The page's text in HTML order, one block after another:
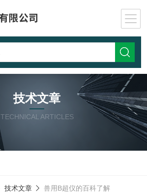
技术文章
TECHNICAL ARTICLES
技术文章 兽用B超仪的百科了解